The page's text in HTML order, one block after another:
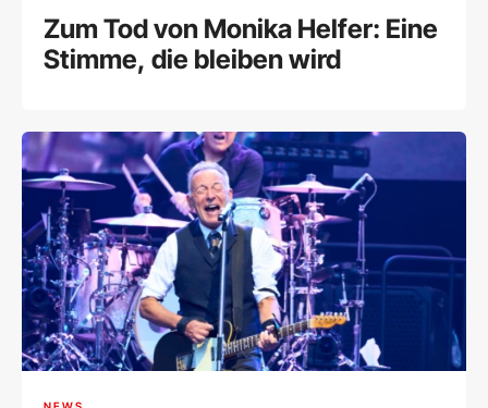
Zum Tod von Monika Helfer: Eine
Stimme, die bleiben wird